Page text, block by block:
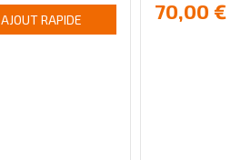
AJOUT RAPIDE 70,00 €